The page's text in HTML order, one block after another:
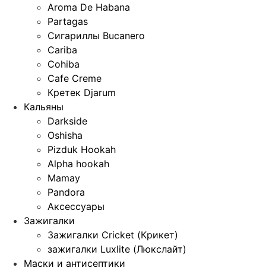
Aroma De Habana
Partagas
Сигариллы Bucanero
Cariba
Cohiba
Cafe Creme
Кретек Djarum
Кальяны
Darkside
Oshisha
Pizduk Hookah
Alpha hookah
Mamay
Pandora
Аксессуары
Зажигалки
Зажигалки Cricket (Крикет)
зажигалки Luxlite (Люкслайт)
Маски и антисептики